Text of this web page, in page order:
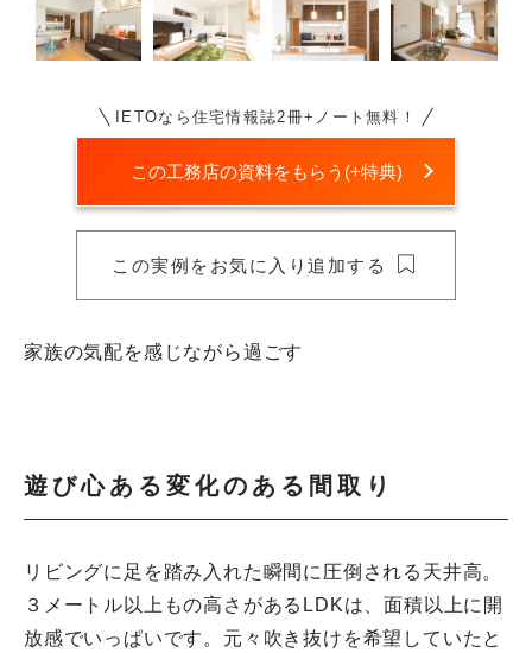
IETOなら住宅情報誌2冊+ノート無料！
この工務店の資料をもらう(+特典)
家族の気配を感じながら過ごす
遊び心ある変化のある間取り
リビングに足を踏み入れた瞬間に圧倒される天井高。
３メートル以上もの高さがあるLDKは、面積以上に開
放感でいっぱいです。元々吹き抜けを希望していたと